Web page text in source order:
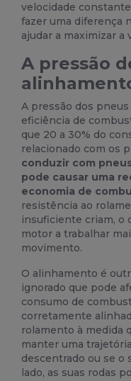
velocidade
fazer uma diferença
ajudar a maximizar a
A pressão
A pressão dos pneus
eficiência de
que 20 a 30% do
relacionado com os
conduzir com
pode causar uma
economia de
resistência ao
insuficiente criam, o
motor a trabalhar
movimento.
O alinhamento é
ignorado que pode
consumo de
corretamente
rolamento à medida
manter uma
descentrado ou se o
lado, as suas rodas